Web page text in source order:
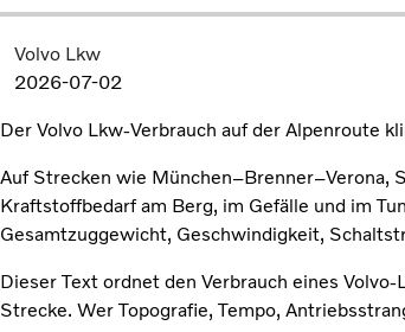
Volvo Lkw
2026-07-02
Der Volvo Lkw-Verbrauch auf der Alpenroute
Auf Strecken wie München–Brenner–Verona,
Kraftstoffbedarf am Berg, im Gefälle und im
Gesamtzuggewicht, Geschwindigkeit,
Dieser Text ordnet den Verbrauch eines
Strecke. Wer Topografie, Tempo,